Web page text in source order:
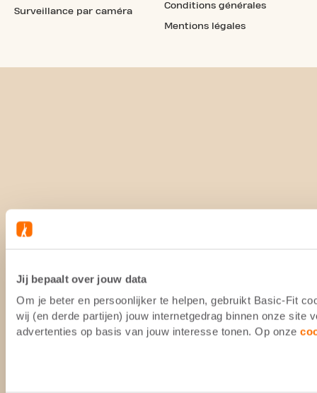
Jij bepaalt over jouw data
Om je beter en persoonlijker te helpen, gebruikt Basic-Fit
wij (en derde partijen) jouw internetgedrag binnen onze site
advertenties op basis van jouw interesse tonen. Op onze
Surveillance par caméra
Conditions générales
Mentions légales